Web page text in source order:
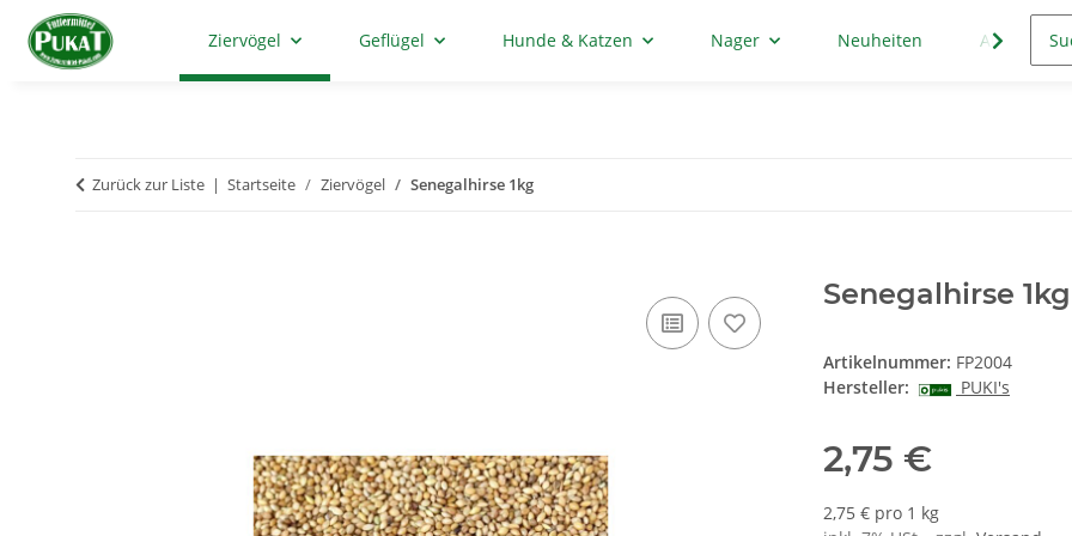
Ziervögel Geflügel Hunde & Katzen Nager Neuheiten Aktion
Zurück zur Liste Startseite Ziervögel Senegalhirse 1kg
Senegalhirse 1kg
Artikelnummer: FP2004
Hersteller:
PUKI's
2,75 €
2,75 € pro 1 kg